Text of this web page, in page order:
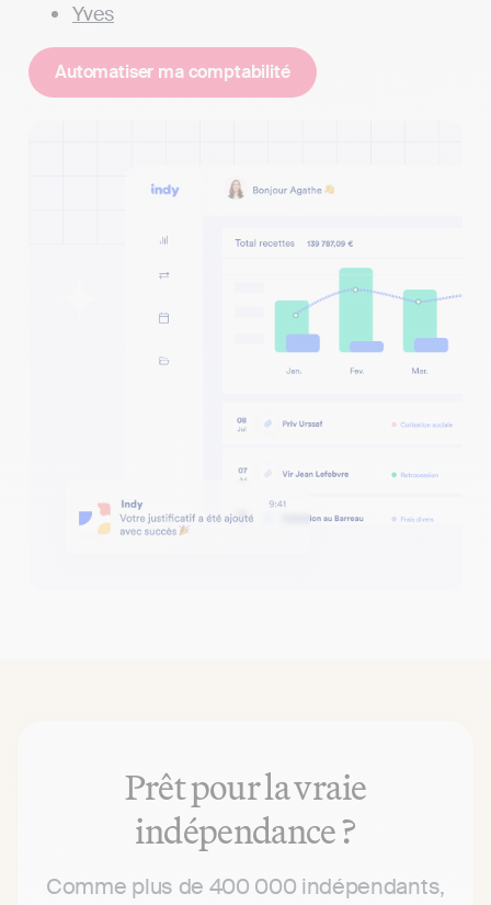
Yves
Automatiser ma comptabilité
Prêt pour la vraie
indépendance ?
Comme plus de 400 000 indépendants,